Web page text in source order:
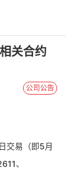
关合约
公司公告
交易（即5月
、